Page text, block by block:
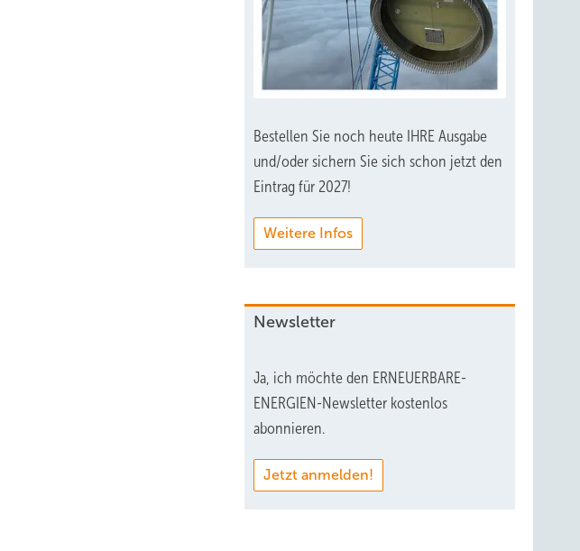
Bestellen Sie noch heute IHRE Ausgabe
und/oder sichern Sie sich schon jetzt den
Eintrag für 2027!
Weitere Infos
Newsletter
Ja, ich möchte den ERNEUERBARE-
ENERGIEN-Newsletter kostenlos
abonnieren.
Jetzt anmelden!